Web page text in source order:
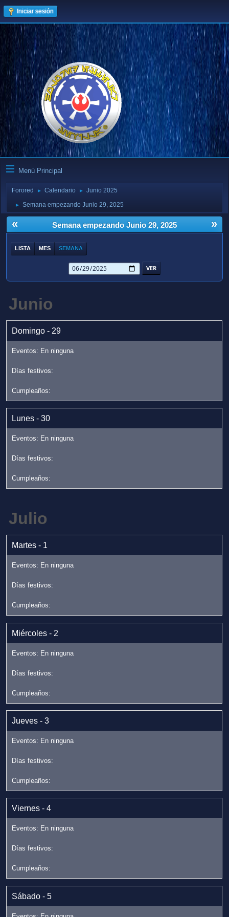
Iniciar sesión
Menú Principal
Forored ► Calendario ► Junio 2025
► Semana empezando Junio 29, 2025
« »
Semana empezando Junio 29, 2025
LISTA MES SEMANA
Junio
Domingo - 29
Lunes - 30
Julio
Martes - 1
Miércoles - 2
Jueves - 3
Viernes - 4
Sábado - 5